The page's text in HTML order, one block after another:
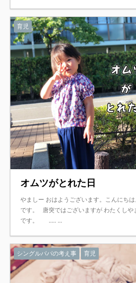
育児
オムツがとれた日
やましー おはようございます。こんにち
です。 唐突ではございますが わたくしや
です。 ..... ...
シングルパパの考え事 育児